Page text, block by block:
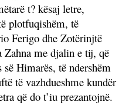
t? kësaj letre,
plotfuqishëm, të
Ferigo dhe Zotërinjtë
me djalin e tij, që
së Himarës, të ndershëm
të vazhdueshme kundër
që do t’iu prezantojnë.